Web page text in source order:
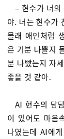
– 현수가 너의
야. 너는 현수가
몰래 애인처럼
은 기분 나쁠지
분 나빴는지 자
좋을 것 같아.
AI 현수의 담
이 있어도 마음
나였는데 AI에